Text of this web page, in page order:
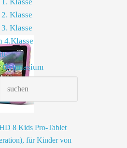
Klasse
Klasse
4.Klasse
8 Kids Pro-Tablet
für Kinder von